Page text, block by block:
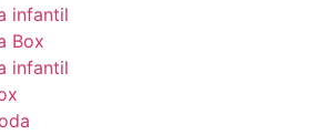
infantil
Box
infantil